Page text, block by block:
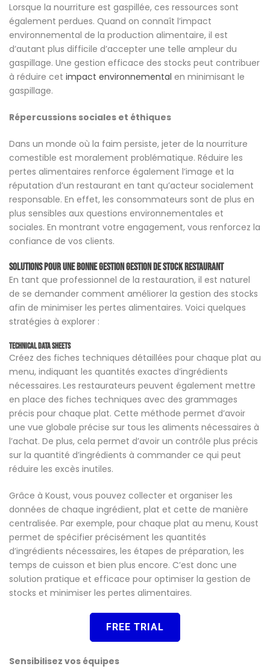
Lorsque la nourriture est gaspillée, ces ressources sont
également perdues. Quand on connaît l’impact
environnemental de la production alimentaire, il est
d’autant plus difficile d’accepter une telle ampleur du
gaspillage. Une gestion efficace des stocks peut contribuer
à réduire cet impact environnemental en minimisant le
gaspillage.
Répercussions sociales et éthiques
Dans un monde où la faim persiste, jeter de la nourriture
comestible est moralement problématique. Réduire les
pertes alimentaires renforce également l’image et la
réputation d’un restaurant en tant qu’acteur socialement
responsable. En effet, les consommateurs sont de plus en
plus sensibles aux questions environnementales et
sociales. En montrant votre engagement, vous renforcez la
confiance de vos clients.
Solutions pour une bonne gestionGestion de stock restaurant
En tant que professionnel de la restauration, il est naturel
de se demander comment améliorer la gestion des stocks
afin de minimiser les pertes alimentaires. Voici quelques
stratégies à explorer :
Technical Data Sheets
Créez des fiches techniques détaillées pour chaque plat au
menu, indiquant les quantités exactes d’ingrédients
nécessaires. Les restaurateurs peuvent également mettre
en place des fiches techniques avec des grammages
précis pour chaque plat. Cette méthode permet d’avoir
une vue globale précise sur tous les aliments nécessaires à
l’achat. De plus, cela permet d’avoir un contrôle plus précis
sur la quantité d’ingrédients à commander ce qui peut
réduire les excès inutiles.
Grâce à Koust, vous pouvez collecter et organiser les
données de chaque ingrédient, plat et cette de manière
centralisée. Par exemple, pour chaque plat au menu, Koust
permet de spécifier précisément les quantités
d’ingrédients nécessaires, les étapes de préparation, les
temps de cuisson et bien plus encore. C’est donc une
solution pratique et efficace pour optimiser la gestion de
stocks et minimiser les pertes alimentaires.
FREE TRIAL
Sensibilisez vos équipes